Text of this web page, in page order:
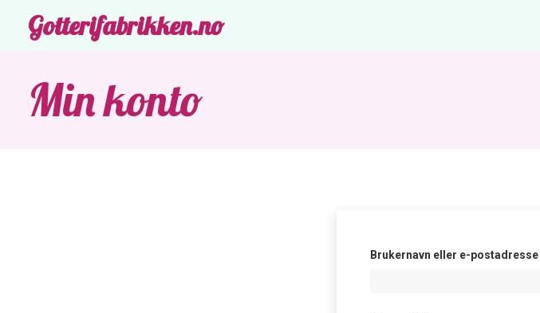
Gotterifabrikken.no
Min konto
Brukernavn eller e-postadresse